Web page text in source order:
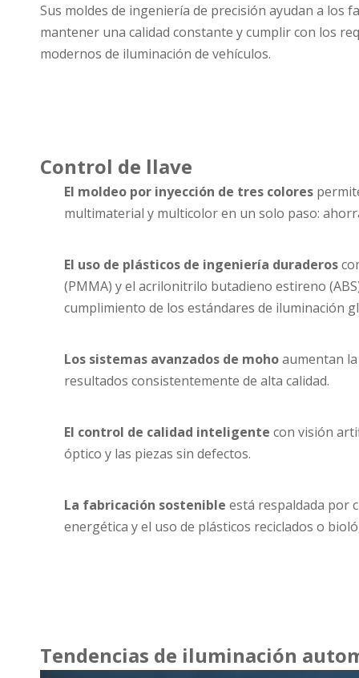
Sus moldes de ingeniería de precisión ayudan a los
mantener una calidad constante y cumplir con los
modernos de iluminación de vehículos.
Control de llave
El moldeo por inyección de tres colores
multimaterial y multicolor en un solo paso:
El uso de plásticos de ingeniería duraderos
(PMMA) y el acrilonitrilo butadieno estireno
cumplimiento de los estándares de iluminación
Los sistemas avanzados de mohoaumentan
resultados consistentemente de alta calidad.
El control de calidad inteligente con visión
óptico y las piezas sin defectos.
La fabricación sostenible está respaldada por
energética y el uso de plásticos reciclados o
Tendencias de iluminación